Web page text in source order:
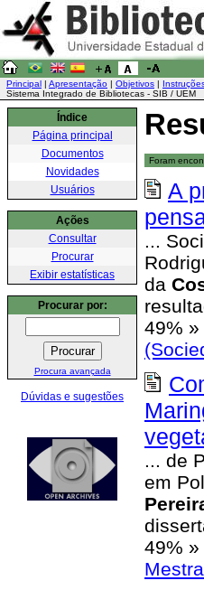
Principal | Apresentação | Objetivos |
Sistema Integrado de Bibliotecas - SIB / UEM
Índice
Página principal
Documentos
Novidades
Usuários
Ações
Consultar
Procurar
Exibir estatísticas
Procurar por:
Procura avançada
Dúvidas e sugestões
Foram
A
...
da
49% »
... de
em
49% »